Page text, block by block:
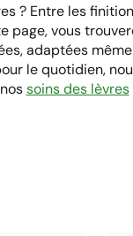
? Entre les
page, vous
adaptées
le quotidien,
soins des lèvres